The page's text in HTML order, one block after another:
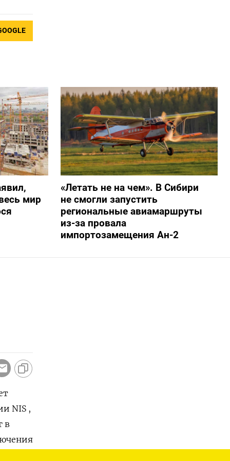
мир
«Летать не на чем». В Сибири
не смогли запустить
региональные авиамаршруты
из-за провала
импортозамещения Ан-2
NIS ,
​в